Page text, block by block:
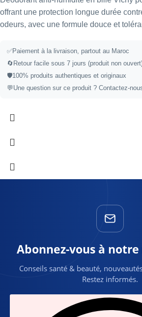
offrant une protection longue durée
odeurs, avec une formule douce et
✅Paiement à la livraison, partout au Maroc
🔄Retour facile sous 7 jours (produit non
🛡️100% produits authentiques et originaux
💬Une question sur ce produit ? Contactez-
Abonnez-vous à
Conseils santé & beauté,
Restez informés.